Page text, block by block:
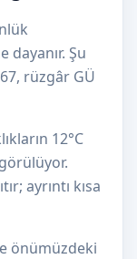
Şu
rüzgâr GÜ
12°C
ayrıntı kısa
önümüzdeki